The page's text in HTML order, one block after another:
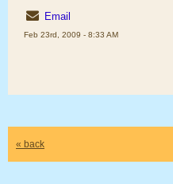
Email
Feb 23rd, 2009 - 8:33 AM
« back